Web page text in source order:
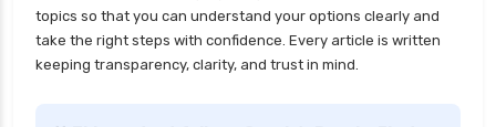
health insurance tirunelveli
health insurance top up plan comparison
topics so that you can understand your options clearly and
take the right steps with confidence. Every article is written
keeping transparency, clarity, and trust in mind.